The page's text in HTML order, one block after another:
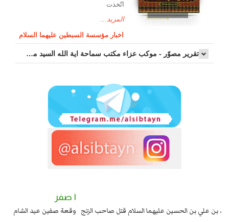
اتّخذت
المزيد...
اخبار مؤسسة السبطين عليهما السلام
تقرير مصوّر - موكب عزاء مکتب سماحة اية الله السيد مرتضى الموسوي الاصفهاني في يوم إستشهاد السيدة فاطم...
السبايا عند يزيد شهادة زيد بن علي بن الحسين عليهما السلام قتل صاحب الزنج